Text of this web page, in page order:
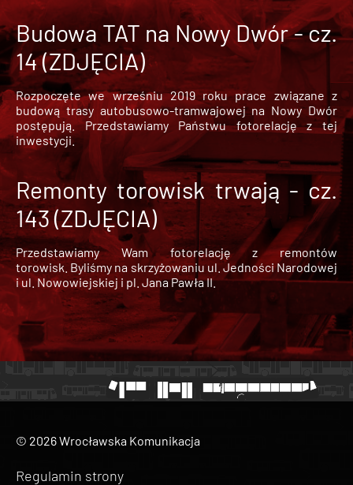
Budowa TAT na Nowy Dwór - cz.
14 (ZDJĘCIA)
Rozpoczęte we wrześniu 2019 roku prace związane z
budową trasy autobusowo-tramwajowej na Nowy Dwór
postępują. Przedstawiamy Państwu fotorelację z tej
inwestycji.
Remonty torowisk trwają - cz.
143 (ZDJĘCIA)
Przedstawiamy Wam fotorelację z remontów
torowisk. Byliśmy na skrzyżowaniu ul. Jedności Narodowej
i ul. Nowowiejskiej i pl. Jana Pawła II.
© 2026 Wrocławska Komunikacja
Regulamin strony